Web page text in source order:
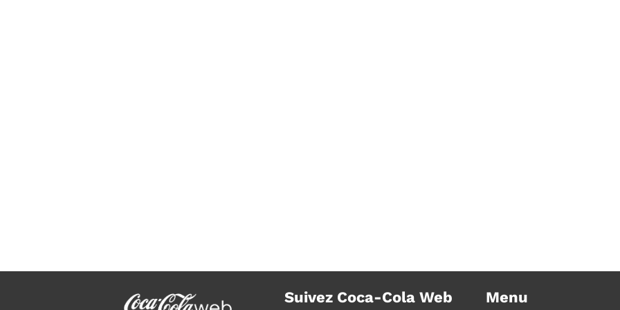
Suivez Coca-Cola Web Menu